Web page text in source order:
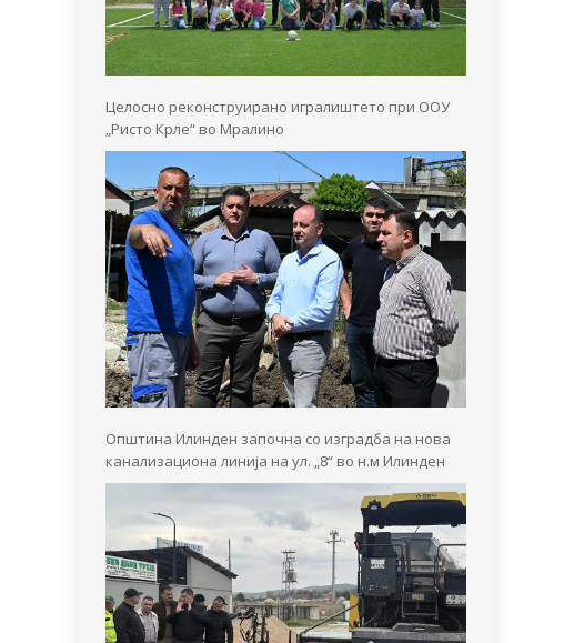
Целосно реконструирано игралиштето при ООУ
„Ристо Крле“ во Мралино
Општина Илинден започна со изградба на нова
канализациона линија на ул. „8“ во н.м Илинден